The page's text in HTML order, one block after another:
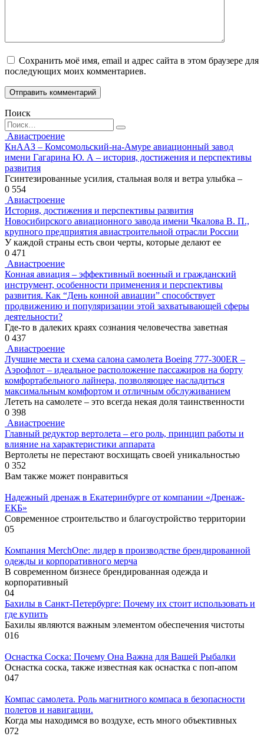
Сохранить моё имя, email и адрес сайта в этом браузере для
последующих моих комментариев.
Поиск
Search
for:
Авиастроение
КнААЗ – Комсомольский-на-Амуре авиационный завод
имени Гагарина Ю. А – история, достижения и перспективы
развития
Гсинтезированные усилия, стальная воля и ветра улыбка –
0 554
Авиастроение
История, достижения и перспективы развития
Новосибирского авиационного завода имени Чкалова В. П.,
крупного предприятия авиастроительной отрасли России
У каждой страны есть свои черты, которые делают ее
0 471
Авиастроение
Конная авиация – эффективный военный и гражданский
инструмент, особенности применения и перспективы
развития. Как “День конной авиации” способствует
продвижению и популяризации этой захватывающей сферы
деятельности?
Где-то в далеких краях сознания человечества заветная
0 437
Авиастроение
Лучшие места и схема салона самолета Boeing 777-300ER –
Аэрофлот – идеальное расположение пассажиров на борту
комфортабельного лайнера, позволяющее насладиться
максимальным комфортом и отличным обслуживанием
Лететь на самолете – это всегда некая доля таинственности
0 398
Авиастроение
Главный редуктор вертолета – его роль, принцип работы и
влияние на характеристики аппарата
Вертолеты не перестают восхищать своей уникальностью
0 352
Вам также может понравиться
Надежный дренаж в Екатеринбурге от компании «Дренаж-
ЕКБ»
Современное строительство и благоустройство территории
05
Компания MerchOne: лидер в производстве брендированной
одежды и корпоративного мерча
В современном бизнесе брендированная одежда и
корпоративный
04
Бахилы в Санкт-Петербурге: Почему их стоит использовать и
где купить
Бахилы являются важным элементом обеспечения чистоты
016
Оснастка Соска: Почему Она Важна для Вашей Рыбалки
Оснастка соска, также известная как оснастка с поп-апом
047
Компас самолета. Роль магнитного компаса в безопасности
полетов и навигации.
Когда мы находимся во воздухе, есть много объективных
072